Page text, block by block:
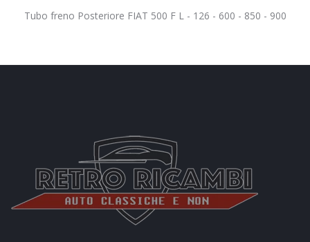
Tubo freno Posteriore FIAT 500 F L - 126 - 600 - 850 - 900